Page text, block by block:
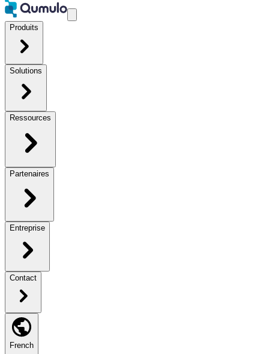
Produits
Solutions
Ressources
Partenaires
Entreprise
Contact
French